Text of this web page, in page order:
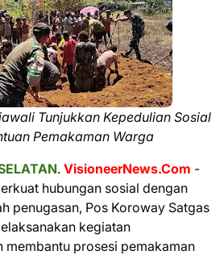
Tunjukkan Kepedulian Sosial
Pemakaman Warga
. VisioneerNews.Com -
hubungan sosial dengan
penugasan, Pos Koroway Satgas
kegiatan
membantu prosesi pemakaman